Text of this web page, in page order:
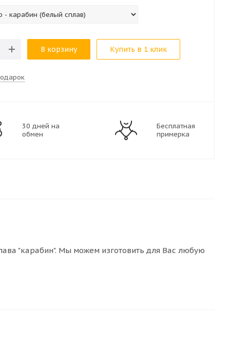
В корзину Купить в 1 клик
30 дней на
обмен
Бесплатная
примерка
"карабин". Мы можем изготовить для Вас любую